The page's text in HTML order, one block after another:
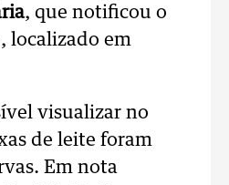
, que notificou o
localizado em
visualizar no
de leite foram
Em nota